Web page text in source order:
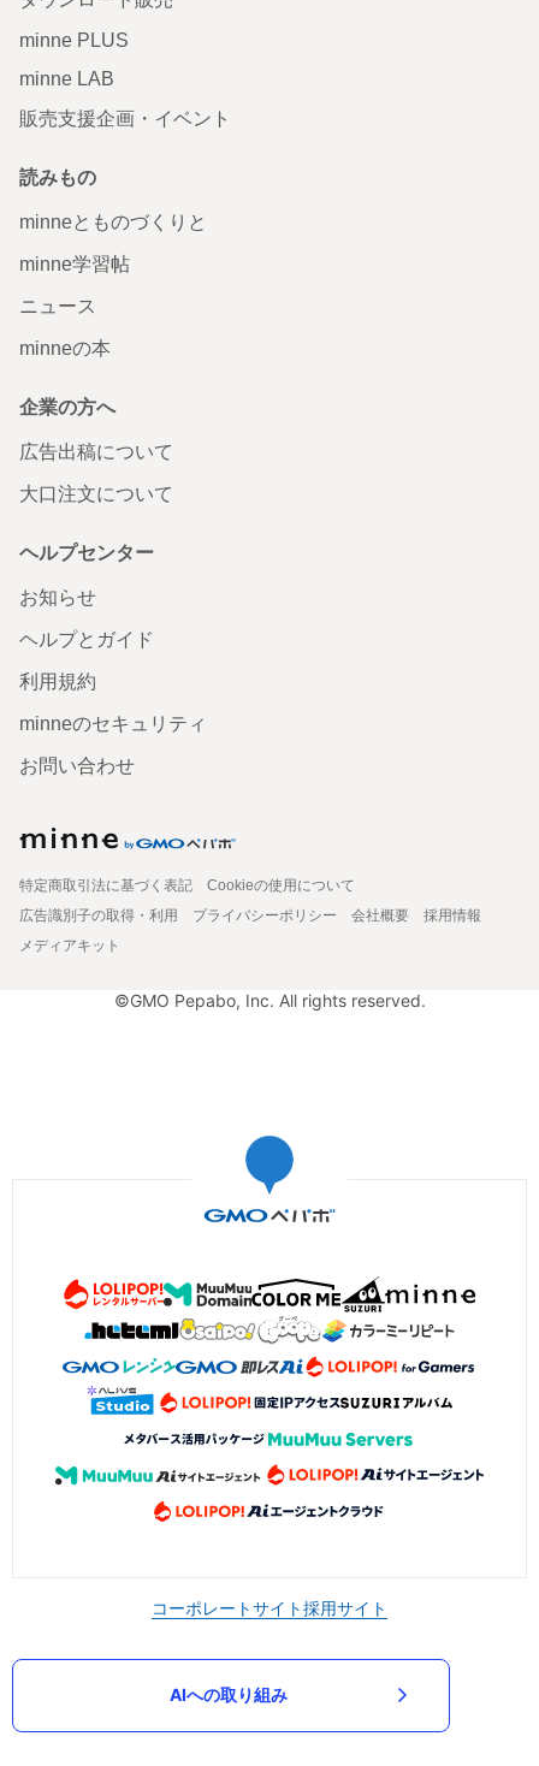
minne PLUS
minne LAB
販売支援企画・イベント
読みもの
minneとものづくりと
minne学習帖
ニュース
minneの本
企業の方へ
広告出稿について
大口注文について
ヘルプセンター
お知らせ
ヘルプとガイド
利用規約
minneのセキュリティ
お問い合わせ
特定商取引法に基づく表記
Cookieの使用について
広告識別子の取得・利用
プライバシーポリシー 会社概要
採用情報
メディアキット
©GMO Pepabo, Inc. All rights reserved.
コーポレートサイト採用サイト
AIへの取り組み